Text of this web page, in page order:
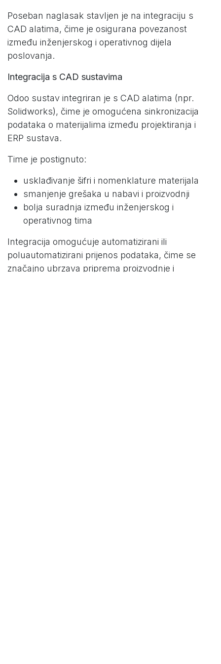
Poseban naglasak stavljen je na integraciju s
CAD alatima, čime je osigurana povezanost
između inženjerskog i operativnog dijela
poslovanja.
Integracija s CAD sustavima
Odoo sustav integriran je s CAD alatima (npr.
Solidworks), čime je omogućena sinkronizacija
podataka o materijalima između projektiranja i
ERP sustava.
Time je postignuto:
usklađivanje šifri i nomenklature materijala
smanjenje grešaka u nabavi i proizvodnji
bolja suradnja između inženjerskog i
operativnog tima
Integracija omogućuje automatizirani ili
poluautomatizirani prijenos podataka, čime se
značajno ubrzava priprema proizvodnje i